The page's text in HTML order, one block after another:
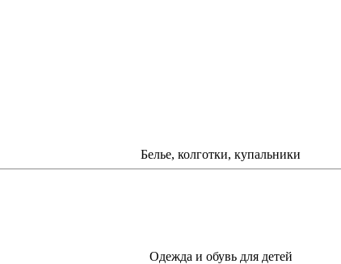
Белье, колготки, купальники
Одежда и обувь для детей